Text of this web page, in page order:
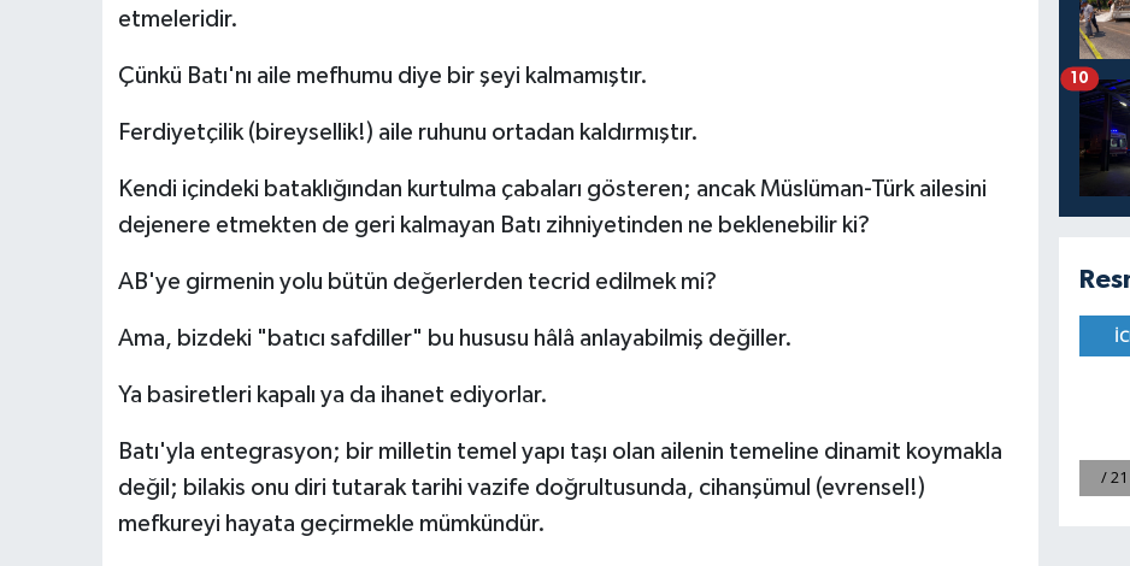
etmeleridir.
Çünkü Batı'nı aile mefhumu diye bir şeyi kalmamıştır.
Ferdiyetçilik (bireysellik!) aile ruhunu ortadan kaldırmıştır.
Kendi içindeki bataklığından kurtulma çabaları gösteren; ancak Müslüman-Türk ailesini
dejenere etmekten de geri kalmayan Batı zihniyetinden ne beklenebilir ki?
AB'ye girmenin yolu bütün değerlerden tecrid edilmek mi?
Ama, bizdeki "batıcı safdiller" bu hususu hâlâ anlayabilmiş değiller.
Ya basiretleri kapalı ya da ihanet ediyorlar.
Batı'yla entegrasyon; bir milletin temel yapı taşı olan ailenin temeline dinamit koymakla
değil; bilakis onu diri tutarak tarihi vazife doğrultusunda, cihanşümul (evrensel!)
mefkureyi hayata geçirmekle mümkündür.
10